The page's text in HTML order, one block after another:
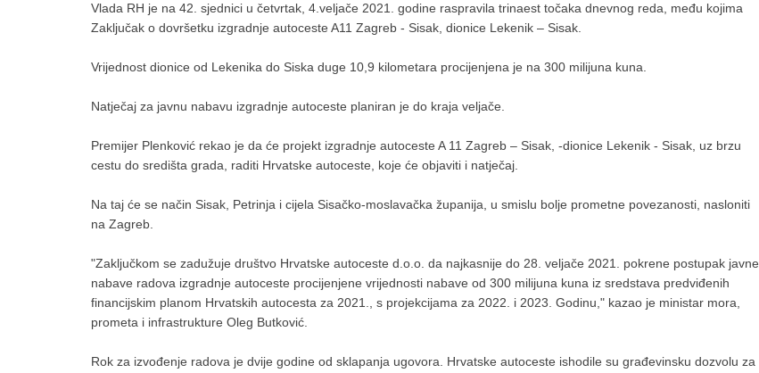
Vlada RH je na 42. sjednici u četvrtak, 4.veljače 2021. godine raspravila trinaest točaka dnevnog reda, među kojima
Zaključak o dovršetku izgradnje autoceste A11 Zagreb - Sisak, dionice Lekenik – Sisak.
Vrijednost dionice od Lekenika do Siska duge 10,9 kilometara procijenjena je na 300 milijuna kuna.
Natječaj za javnu nabavu izgradnje autoceste planiran je do kraja veljače.
Premijer Plenković rekao je da će projekt izgradnje autoceste A 11 Zagreb – Sisak, -dionice Lekenik - Sisak, uz brzu
cestu do središta grada, raditi Hrvatske autoceste, koje će objaviti i natječaj.
Na taj će se način Sisak, Petrinja i cijela Sisačko-moslavačka županija, u smislu bolje prometne povezanosti, nasloniti
na Zagreb.
"Zaključkom se zadužuje društvo Hrvatske autoceste d.o.o. da najkasnije do 28. veljače 2021. pokrene postupak javne
nabave radova izgradnje autoceste procijenjene vrijednosti nabave od 300 milijuna kuna iz sredstava predviđenih
financijskim planom Hrvatskih autocesta za 2021., s projekcijama za 2022. i 2023. Godinu," kazao je ministar mora,
prometa i infrastrukture Oleg Butković.
Rok za izvođenje radova je dvije godine od sklapanja ugovora. Hrvatske autoceste ishodile su građevinsku dozvolu za